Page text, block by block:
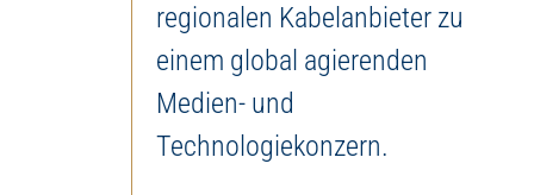
regionalen Kabelanbieter zu
einem global agierenden
Medien- und
Technologiekonzern.